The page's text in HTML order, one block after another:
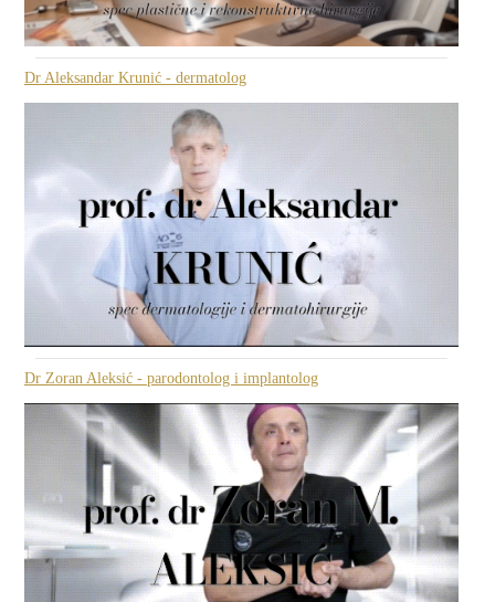
Dr Aleksandar Krunić - dermatolog
Dr Zoran Aleksić - parodontolog i implantolog